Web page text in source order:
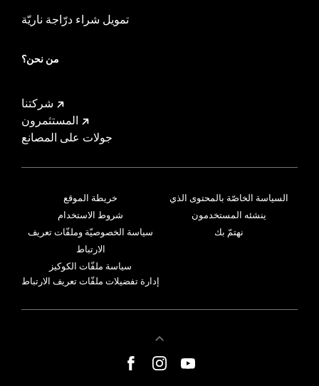
تمويل شراء درّاجة ناريّة
من نحن؟
شركتنا
المستثمرون
جولات على المصانع
خريطة الموقع
شروط الاستخدام
سياسة الخصوصيّة وملفّات تعريف
الارتباط
سياسة ملفّات الكوكيز
إدارة تفضيلات ملفّات تعريف الارتباط
السياسة الخاصّة بالمحتوى الذي
ينشئه المستخدمون
نهتمّ بك